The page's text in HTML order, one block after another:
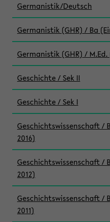
Germanistik/Deutsch
Germanistik (GHR) / Ba
Germanistik (GHR) / M.Ed.
Geschichte / Sek II
Geschichte / Sek I
Geschichtswissenschaft /
2016)
Geschichtswissenschaft /
2012)
Geschichtswissenschaft /
2011)